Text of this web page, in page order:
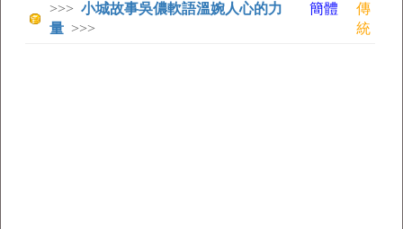
>>> 小城故事吳儂軟語溫婉人心的力
量 >>>
簡體
傳
統